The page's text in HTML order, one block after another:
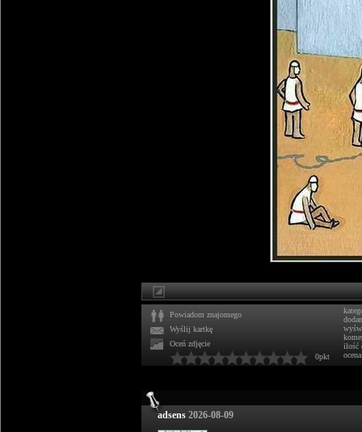
Powiadom znajomego
Wyślij kartkę
Oceń zdjęcie
0pkt
ilość
ocena
adsens 2026-08-09